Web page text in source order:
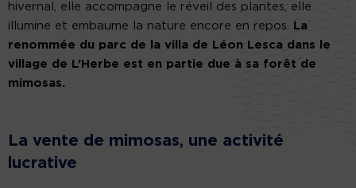
hivernal, elle accompagne le réveil des plantes, elle
illumine et embaume la nature encore en repos. La
renommée du parc de la villa de Léon Lesca dans le
village de L’Herbe est en partie due à sa forêt de
mimosas.
La vente de mimosas, une activité
lucrative